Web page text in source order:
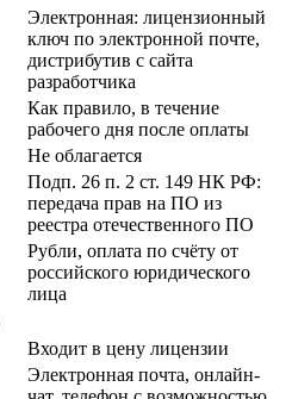
Электронная: лицензионный
ключ по электронной почте,
дистрибутив с сайта
разработчика
Как правило, в течение
рабочего дня после оплаты
Не облагается
Подп. 26 п. 2 ст. 149 НК РФ:
передача прав на ПО из
реестра отечественного ПО
Рубли, оплата по счёту от
российского юридического
лица
Входит в цену лицензии
Электронная почта, онлайн-